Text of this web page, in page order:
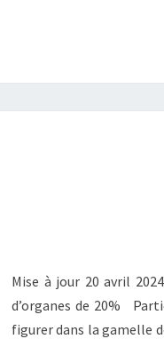
Mise à jour 20 avril
d’organes de 20%
figurer dans la gamelle